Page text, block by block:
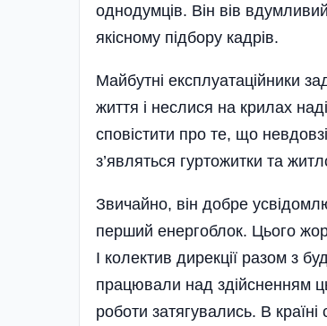
однодумців. Він вів
якісному підбору кадрів.
Майбутні експлуатаційники
життя і неслися на крилах
сповістити про те, що
з’являться гуртожитки та
Звичайно, він добре
перший енерго­блок. Цього
І колектив дирекції разом з
працювали над здійсненням
роботи затягувались. В